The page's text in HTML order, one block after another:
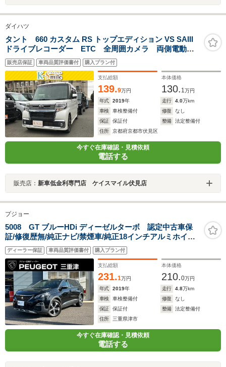
ダイハツ
タント 660 カスタム RS トップエディション VS SAIII
ドライブレコーダー ETC 全周囲カメラ 両側電動ス
ライドドア TV 衝突被害軽減システム オートマチッ
クハイビーム オートライト LEDヘッドランプ アイ
ドリングストップ スマートキー
販売店保証 車両品質評価書付 購入プラン付
支払総額
139.9万円
本体価格
130. 1万円
年式
2019年 走行 4.0万km
車検
車検整備付 修復
なし
保証
保証付 整備
法定整備付
住所
京都府京都市伏見区
今すぐ在庫確認・見積依頼
電話する
販売店： 新車低金利専門店 ケイスマイル伏見店
プジョー
5008 GT ブルーHDi ディーゼルターボ 認定中古車保
証/修復歴無/純正ナビ/禁煙車/純正18インチアルミホイー
ル/ETC/コントロール/LEDヘッドライト/バックモニター/
ブラインドスポットモニター/ルーフレール
ディーラー保証 車両品質評価書付 購入プラン付
支払総額
231.1万円
本体価格
210.0万円
年式
2019年 走行 4.8万km
車検
車検整備付 修復
なし
保証
保証付 整備
法定整備付
住所
三重県津市
今すぐ在庫確認・見積依頼
電話する